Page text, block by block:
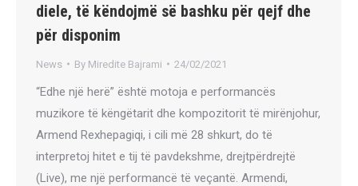
diele, të këndojmë së bashku për qejf dhe
për disponim
News By Miredite Bajrami 24/02/2021
“Edhe një herë” është motoja e performancës
muzikore të këngëtarit dhe kompozitorit të mirënjohur,
Armend Rexhepagiqi, i cili më 28 shkurt, do të
interpretoj hitet e tij të pavdekshme, drejtpërdrejtë
(Live), me një performancë të veçantë. Armendi,